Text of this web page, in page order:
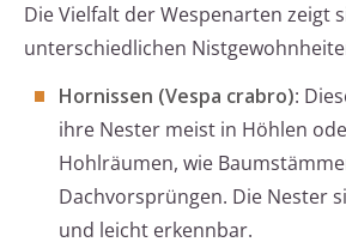
Die Vielfalt der Wespenarten zeigt
unterschiedlichen
Hornissen (Vespa crabro):
ihre Nester meist in Höhlen
Hohlräumen, wie
Dachvorsprüngen. Die Nester
und leicht erkennbar.